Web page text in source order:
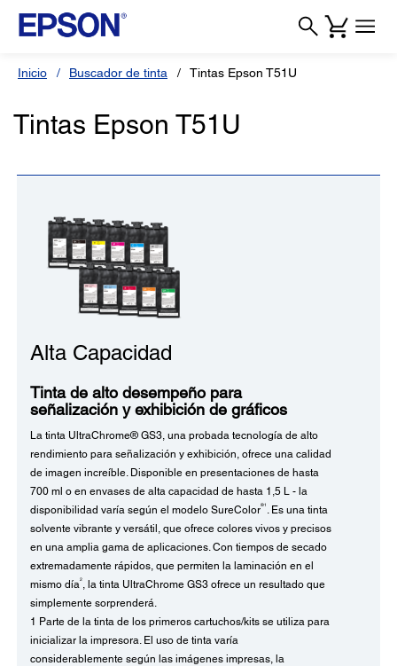
Inicio Buscador de tinta Tintas Epson T51U
Tintas Epson T51U
Alta Capacidad
Tinta de alto desempeño para
señalización y exhibición de gráficos
La tinta UltraChrome® GS3, una probada tecnología de alto
rendimiento para señalización y exhibición, ofrece una calidad
de imagen increíble. Disponible en presentaciones de hasta
700 ml o en envases de alta capacidad de hasta 1,5 L - la
disponibilidad varía según el modelo SureColor ®1
. Es una tinta
solvente vibrante y versátil, que ofrece colores vivos y precisos
en una amplia gama de aplicaciones. Con tiempos de secado
extremadamente rápidos, que permiten la laminación en el
mismo día 2
, la tinta UltraChrome GS3 ofrece un resultado que
simplemente sorprenderá.
1 Parte de la tinta de los primeros cartuchos/kits se utiliza para
inicializar la impresora. El uso de tinta varía
considerablemente según las imágenes impresas, la